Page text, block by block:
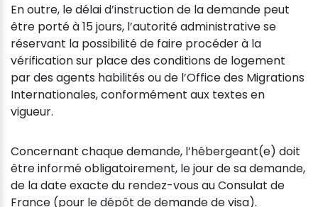
En outre, le délai d’instruction de la demande peut
être porté à 15 jours, l’autorité administrative se
réservant la possibilité de faire procéder à la
vérification sur place des conditions de logement
par des agents habilités ou de l’Office des Migrations
Internationales, conformément aux textes en
vigueur.
Concernant chaque demande, l’hébergeant(e) doit
être informé obligatoirement, le jour de sa demande,
de la date exacte du rendez-vous au Consulat de
France (pour le dépôt de demande de visa).